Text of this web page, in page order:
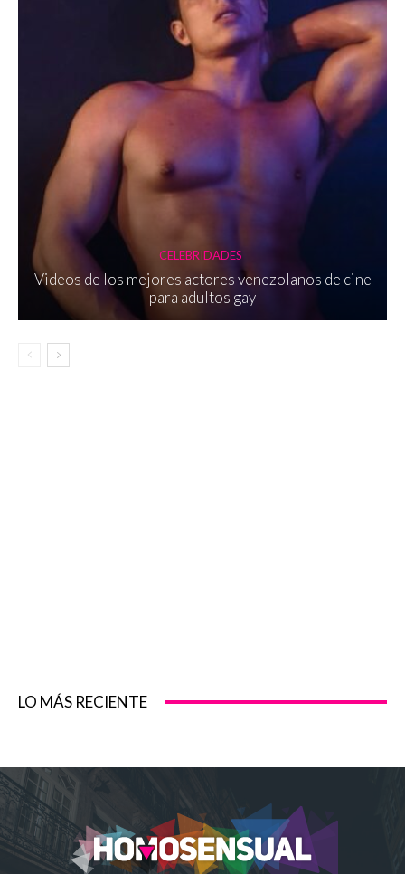
CELEBRIDADES
Videos de los mejores actores venezolanos de cine
para adultos gay
LO MÁS RECIENTE